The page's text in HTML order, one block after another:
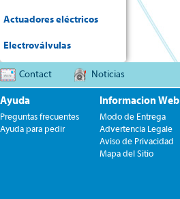
Actuadores eléctricos
Electroválvulas
Contact Noticias
Ayuda
Preguntas frecuentes
Ayuda para pedir
Informacion Web
Modo de Entrega
Advertencia Legale
Aviso de Privacidad
Mapa del Sitio